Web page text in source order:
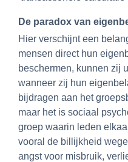
De paradox van
Hier verschijnt een
mensen direct hun
beschermen, kunnen zij
wanneer zij hun
bijdragen aan het
maar het is sociaal
groep waarin leden
vooral de billijkheid
angst voor misbruik,